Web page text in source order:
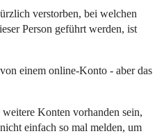
verstorben, bei welchen
Person geführt werden, ist
einem online-Konto - aber das
Konten vorhanden sein,
einfach so mal melden, um